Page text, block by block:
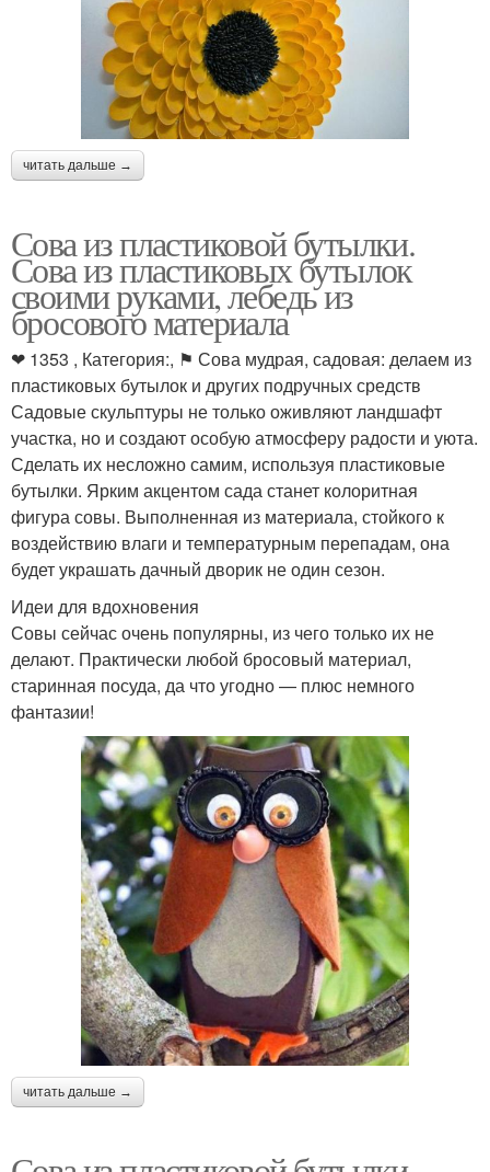
читать дальше →
Сова из пластиковой бутылки.
Сова из пластиковых бутылок
своими руками, лебедь из
бросового материала
❤ 1353 , Категория:, ⚑ Сова мудрая, садовая: делаем из
пластиковых бутылок и других подручных средств
Садовые скульптуры не только оживляют ландшафт
участка, но и создают особую атмосферу радости и уюта.
Сделать их несложно самим, используя пластиковые
бутылки. Ярким акцентом сада станет колоритная
фигура совы. Выполненная из материала, стойкого к
воздействию влаги и температурным перепадам, она
будет украшать дачный дворик не один сезон.
Идеи для вдохновения
Совы сейчас очень популярны, из чего только их не
делают. Практически любой бросовый материал,
старинная посуда, да что угодно — плюс немного
фантазии!
читать дальше →